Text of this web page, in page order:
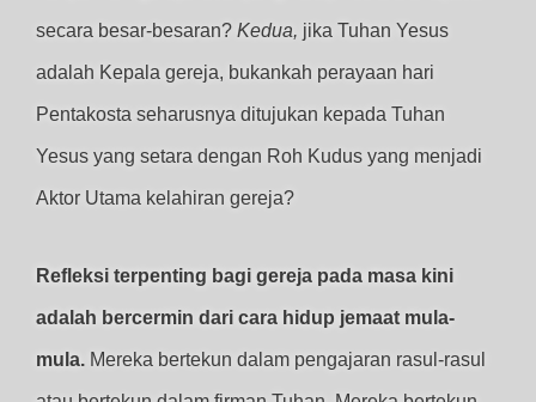
secara besar-besaran? Kedua, jika Tuhan Yesus
adalah Kepala gereja, bukankah perayaan hari
Pentakosta seharusnya ditujukan kepada Tuhan
Yesus yang setara dengan Roh Kudus yang menjadi
Aktor Utama kelahiran gereja?
Refleksi terpenting bagi gereja pada masa kini
adalah bercermin dari cara hidup jemaat mula-
mula. Mereka bertekun dalam pengajaran rasul-rasul